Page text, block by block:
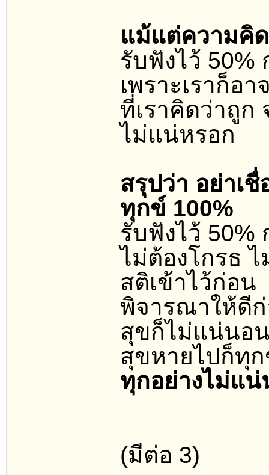
แม้แต่ความคิด
รับฟังไว้ 50%
เพราะเราก็อ
ที่เราคิดว่าถูก
ไม่แน่หรอก
สรุปว่า อย่าเชื่
ทุกข์ 100%
รับฟังไว้ 50%
ไม่ต้องโกรธ
สติเข้าไว้ก่อน
พิจารณาให้ดี
สุขก็ไม่แน่นอ
สุขหายไปก็ทุ
ทุกอย่างไม่แน่
(มีต่อ 3)